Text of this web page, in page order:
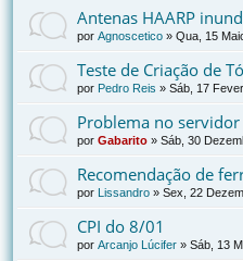
Antenas HAARP
por Agnoscetico » Qua, 15
Teste de Criação de
por Pedro Reis » Sáb, 17
Problema no
por Gabarito » Sáb, 30
Recomendação de
por Lissandro » Sex, 22
CPI do 8/01
por Arcanjo Lúcifer » Sáb, 13